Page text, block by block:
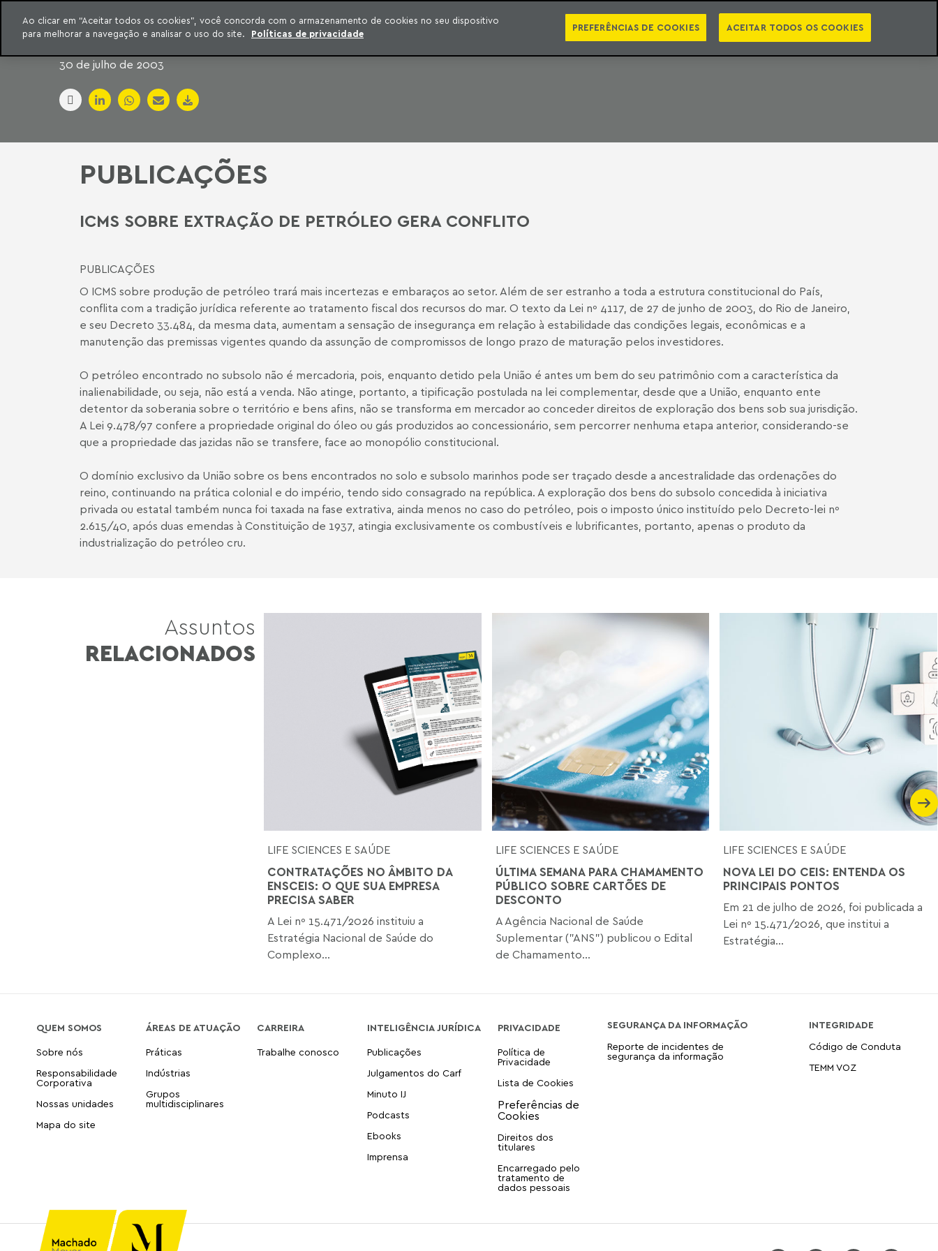
para o conteúdo
Machado Meyer
INTELIGÊNCIA JURÍDICA
CONTEÚDO EXCLUSIVO MACHADO MEYER ADVOGADOS
SÉRIES PUBLICAÇÕES EBOOKS PODCASTS NEWSLETTER VIDEOCASTS PT EN CATEGORIAS
30 de julho de 2003
PUBLICAÇÕES
ICMS SOBRE EXTRAÇÃO DE PETRÓLEO GERA CONFLITO
PUBLICAÇÕES
O ICMS sobre produção de petróleo trará mais incertezas e embaraços ao setor. Além de ser estranho a toda a estrutura constitucional do País,
conflita com a tradição jurídica referente ao tratamento fiscal dos recursos do mar. O texto da Lei nº 4117, de 27 de junho de 2003, do Rio de Janeiro,
e seu Decreto 33.484, da mesma data, aumentam a sensação de insegurança em relação à estabilidade das condições legais, econômicas e a
manutenção das premissas vigentes quando da assunção de compromissos de longo prazo de maturação pelos investidores.
O petróleo encontrado no subsolo não é mercadoria, pois, enquanto detido pela União é antes um bem do seu patrimônio com a característica da
inalienabilidade, ou seja, não está a venda. Não atinge, portanto, a tipificação postulada na lei complementar, desde que a União, enquanto ente
detentor da soberania sobre o território e bens afins, não se transforma em mercador ao conceder direitos de exploração dos bens sob sua jurisdição.
A Lei 9.478/97 confere a propriedade original do óleo ou gás produzidos ao concessionário, sem percorrer nenhuma etapa anterior, considerando-se
que a propriedade das jazidas não se transfere, face ao monopólio constitucional.
O domínio exclusivo da União sobre os bens encontrados no solo e subsolo marinhos pode ser traçado desde a ancestralidade das ordenações do
reino, continuando na prática colonial e do império, tendo sido consagrado na república. A exploração dos bens do subsolo concedida à iniciativa
privada ou estatal também nunca foi taxada na fase extrativa, ainda menos no caso do petróleo, pois o imposto único instituído pelo Decreto-lei nº
2.615/40, após duas emendas à Constituição de 1937, atingia exclusivamente os combustíveis e lubrificantes, portanto, apenas o produto da
industrialização do petróleo cru.
Assuntos
RELACIONADOS
LIFE SCIENCES E SAÚDE
CONTRATAÇÕES NO ÂMBITO DA
ENSCEIS: O QUE SUA EMPRESA
PRECISA SABER
A Lei nº 15.471/2026 instituiu a
Estratégia Nacional de Saúde do
Complexo...
LIFE SCIENCES E SAÚDE
ÚLTIMA SEMANA PARA CHAMAMENTO
PÚBLICO SOBRE CARTÕES DE
DESCONTO
A Agência Nacional de Saúde
Suplementar ("ANS") publicou o Edital
de Chamamento...
LIFE SCIENCES E SAÚDE
NOVA LEI DO CEIS: ENTENDA OS
PRINCIPAIS PONTOS
Em 21 de julho de 2026, foi publicada a
Lei nº 15.471/2026, que institui a
Estratégia...
QUEM SOMOS
Sobre nós
Responsabilidade
Corporativa
Nossas unidades
Mapa do site
ÁREAS DE ATUAÇÃO
Práticas
Indústrias
Grupos
multidisciplinares
CARREIRA
Trabalhe conosco
INTELIGÊNCIA JURÍDICA
Publicações
Julgamentos do Carf
Minuto IJ
Podcasts
Ebooks
Imprensa
PRIVACIDADE
Política de
Privacidade
Lista de Cookies
Direitos dos
titulares
Encarregado pelo
tratamento de
dados pessoais
SEGURANÇA DA INFORMAÇÃO
Reporte de incidentes de
segurança da informação
INTEGRIDADE
Código de Conduta
TEMM VOZ
Ao clicar em “Aceitar todos os cookies”, você concorda com o armazenamento de cookies no seu dispositivo
para melhorar a navegação e analisar o uso do site.
Políticas de privacidade
PREFERÊNCIAS DE COOKIES ACEITAR TODOS OS COOKIES